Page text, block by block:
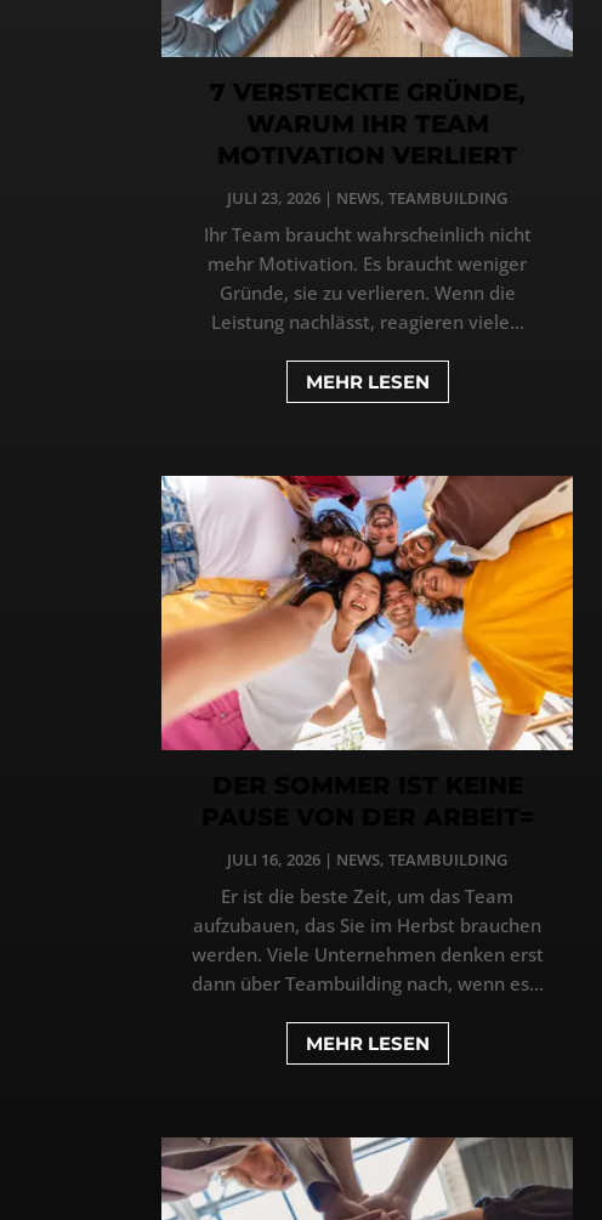
7 VERSTECKTE GRÜNDE,
WARUM IHR TEAM
MOTIVATION VERLIERT
JULI 23, 2026 | NEWS,TEAMBUILDING
Ihr Team braucht wahrscheinlich nicht
mehr Motivation. Es braucht weniger
Gründe, sie zu verlieren. Wenn die
Leistung nachlässt, reagieren viele...
MEHR LESEN
JULI 16, 2026 | NEWS,TEAMBUILDING
Er ist die beste Zeit, um das Team
aufzubauen, das Sie im Herbst brauchen
werden. Viele Unternehmen denken erst
dann über Teambuilding nach, wenn es...
MEHR LESEN